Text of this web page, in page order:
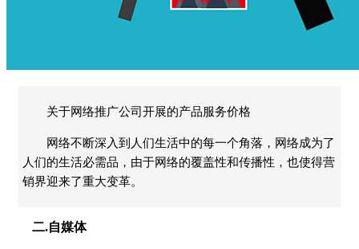
关于网络推广公司开展的产品服务价格
网络不断深入到人们生活中的每一个角落，网络成为了
人们的生活必需品，由于网络的覆盖性和传播性，也使得营
销界迎来了重大变革。
二.自媒体